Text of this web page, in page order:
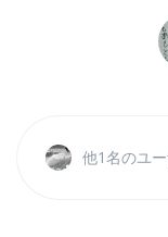
他1名のユ